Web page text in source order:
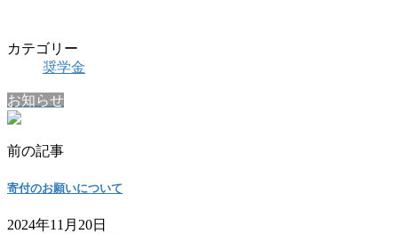
カテゴリー
奨学金
お知らせ
前の記事
寄付のお願いについて
2024年11月20日